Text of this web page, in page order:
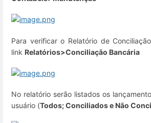
Para verificar o Relatório de
link Relatórios>Conciliação Bancária
No relatório serão listados os
usuário (Todos; Conciliados e Não